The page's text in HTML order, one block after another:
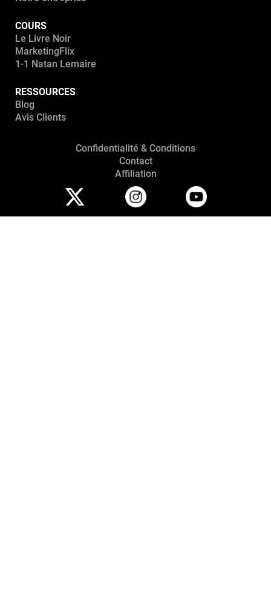
COURS
Le Livre Noir
MarketingFlix
1-1 Natan Lemaire
RESSOURCES
Blog
Avis Clients
Confidentialité & Conditions
Contact
Affiliation